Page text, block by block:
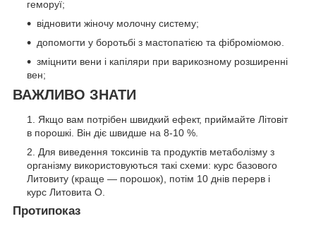
геморуї;
відновити жіночу молочну систему;
допомогти у боротьбі з мастопатією та фіброміомою.
зміцнити вени і капіляри при варикозному розширенні
вен; ​
ВАЖЛИВО ЗНАТИ
Якщо вам потрібен швидкий ефект, приймайте Літовіт
в порошкі. Він діє швидше на 8-10 %.
Для виведення токсинів та продуктів метаболізму з
організму використовуються такі схеми: курс базового
Литовиту (краще — порошок), потім 10 днів перерв і
курс Литовита О.
Протипоказ